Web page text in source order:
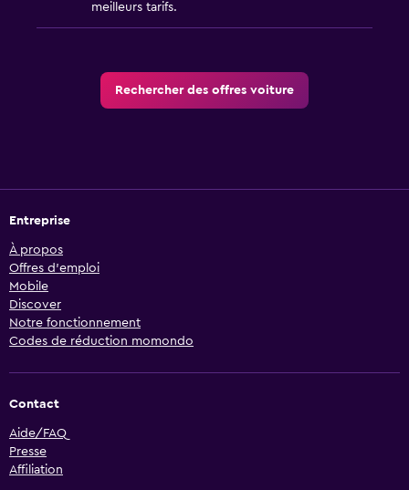
meilleurs tarifs.
Rechercher des offres voiture
Entreprise
À propos
Offres d’emploi
Mobile
Discover
Notre fonctionnement
Codes de réduction momondo
Contact
Aide/FAQ
Presse
Affiliation